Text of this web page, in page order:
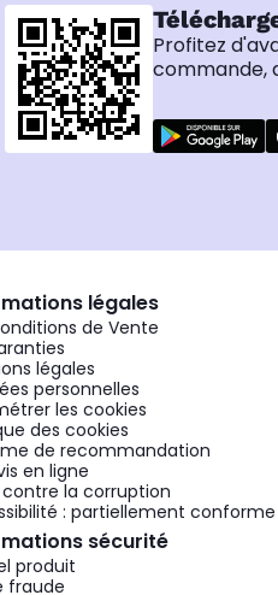
Profitez
commande,
légales
de Vente
légales
personnelles
les cookies
des cookies
de recommandation
en ligne
la corruption
: partiellement conforme
sécurité
produit
fraude